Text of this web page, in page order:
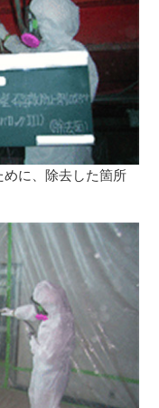
に、除去した箇所